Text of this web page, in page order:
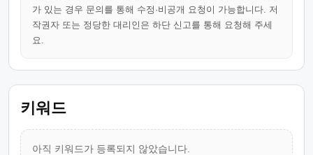
가 있는 경우 문의를 통해 수정·비공개 요청이 가능합니다. 저
작권자 또는 정당한 대리인은 하단 신고를 통해 요청해 주세
요.
키워드
아직 키워드가 등록되지 않았습니다.